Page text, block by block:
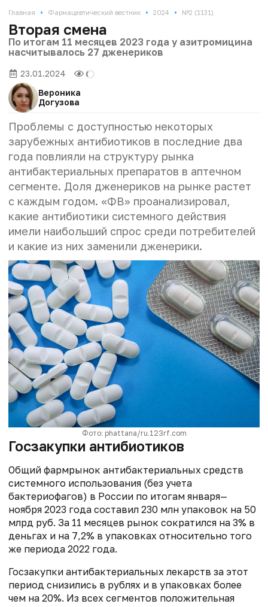
Главная • Фармацевтический вестник • 2024 • №2 (1131)
Вторая смена
По итогам 11 месяцев 2023 года у азитромицина
насчитывалось 27 дженериков
23.01.2024
Вероника
Догузова
Проблемы с доступностью некоторых
зарубежных антибиотиков в последние два
года повлияли на структуру рынка
антибактериальных препаратов в аптечном
сегменте. Доля дженериков на рынке растет
с каждым годом. «ФВ» проанализировал,
какие антибиотики системного действия
имели наибольший спрос среди потребителей
и какие из них заменили дженерики.
Фото: phattana/ru.123rf.com
Госзакупки антибиотиков
Общий фармрынок антибактериальных средств
системного использования (без учета
бактериофагов) в России по итогам января—
ноября 2023 года составил 230 млн упаковок на 50
млрд руб. За 11 месяцев рынок сократился на 3% в
деньгах и на 7,2% в упаковках относительно того
же периода 2022 года.
Госзакупки антибактериальных лекарств за этот
период снизились в рублях и в упаковках более
чем на 20%. Из всех сегментов положительная